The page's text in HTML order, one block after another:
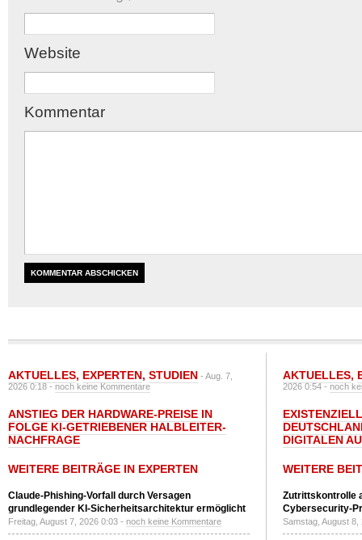
Website
Kommentar
AKTUELLES, EXPERTEN, STUDIEN - Aug. 7,
2026 0:18 -noch keine Kommentare
ANSTIEG DER HARDWARE-PREISE IN
FOLGE KI-GETRIEBENER HALBLEITER-
NACHFRAGE
WEITERE BEITRÄGE IN EXPERTEN
Claude-Phishing-Vorfall durch Versagen
grundlegender KI-Sicherheitsarchitektur ermöglicht
Freitag, August 7, 2026 0:03 - noch keine Kommentare
AKTUELLES,
2026 0:54 -noch
DIGITALEN
WEITERE
Zutrittskontrolle
Cybersecurity-
Samstag, August